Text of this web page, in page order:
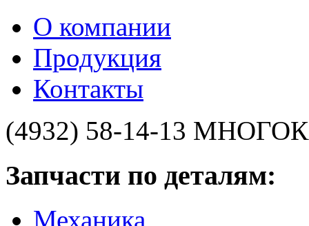
О компании
Продукция
Контакты
(4932) 58-14-13
Запчасти по деталям:
Механика